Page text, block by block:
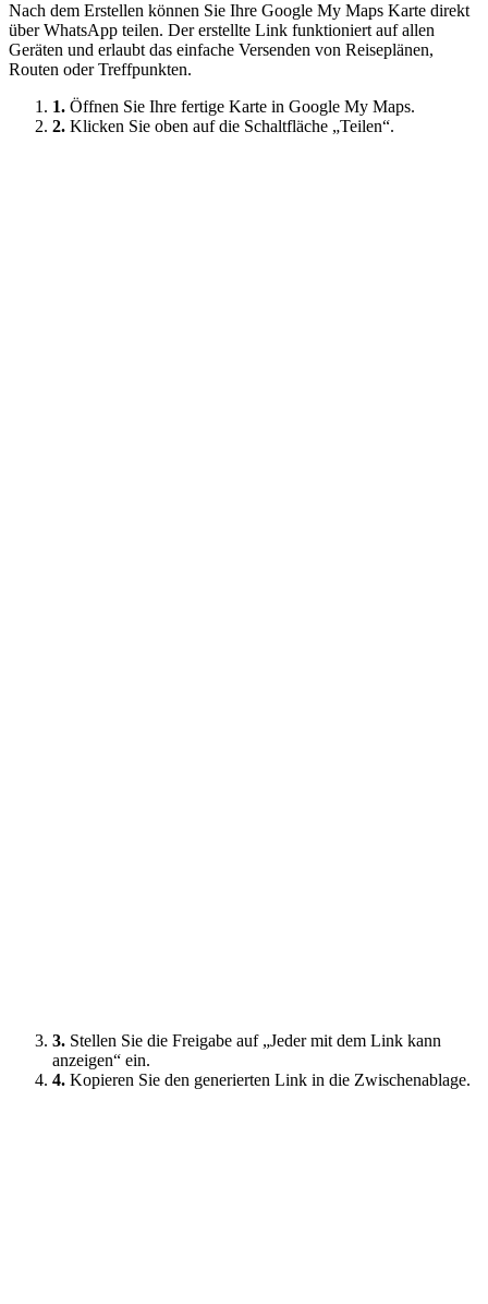
Nach dem Erstellen können Sie Ihre Google My Maps Karte direkt
über WhatsApp teilen. Der erstellte Link funktioniert auf allen
Geräten und erlaubt das einfache Versenden von Reiseplänen,
Routen oder Treffpunkten.
1. Öffnen Sie Ihre fertige Karte in Google My Maps.
2. Klicken Sie oben auf die Schaltfläche „Teilen“.
3. Stellen Sie die Freigabe auf „Jeder mit dem Link kann
anzeigen“ ein.
4. Kopieren Sie den generierten Link in die Zwischenablage.